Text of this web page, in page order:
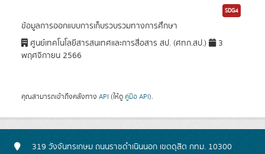
SDG4
ข้อมูลการออกแบบการเก็บรวบรวมทางการศึกษา
ศูนย์เทคโนโลยีสารสนเทศและการสื่อสาร สป. (ศทก.สป.)
3
พฤศจิกายน 2566
คุณสามารถเข้าถึงคลังทาง API (ให้ดู คู่มือ API).
319 วังจันทรเกษม ถนนราชดำเนินนอก เขตดุสิต กทม. 10300